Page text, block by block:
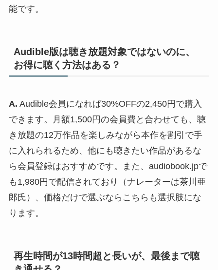
能です。
Audible版は聴き放題対象ではないのに、
お得に聴く方法はある？
A. Audible会員になれば30%OFFの2,450円で購入
できます。月額1,500円の会員費と合わせても、聴
き放題の12万作品を楽しみながら本作を割引で手
に入れられるため、他にも聴きたい作品があるな
ら会員登録はおすすめです。また、audiobook.jpで
も1,980円で配信されており（ナレーターは茶川亜
郎氏）、価格だけで選ぶならこちらも選択肢にな
ります。
再生時間が13時間超と長いが、最後まで聴